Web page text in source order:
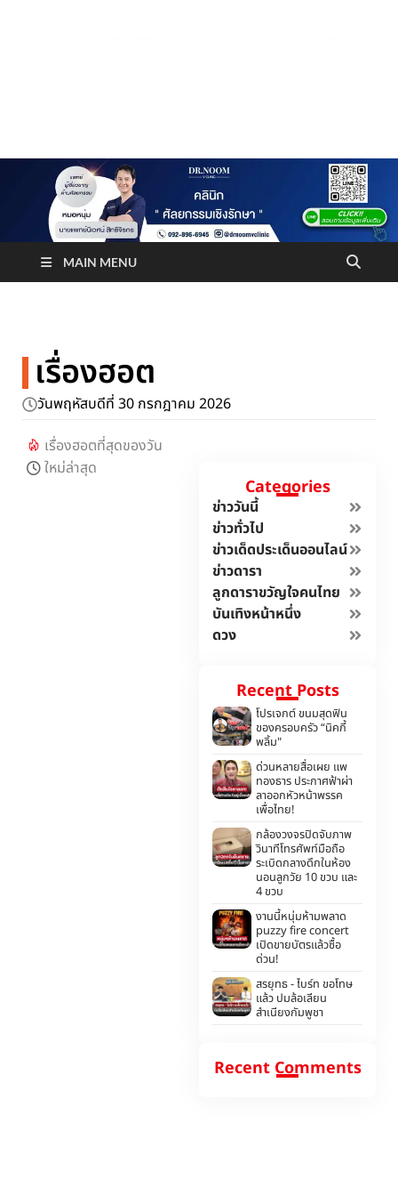
Truststoreonline
MAIN MENU
เรื่องฮอต
วันพฤหัสบดีที่ 30 กรกฎาคม 2026
เรื่องฮอตที่สุดของวัน
ใหม่ล่าสุด
Categories
ข่าววันนี้
ข่าวทั่วไป
ข่าวเด็ดประเด็นออนไลน์
ข่าวดารา
ลูกดาราขวัญใจคนไทย
บันเทิงหน้าหนึ่ง
ดวง
Recent Posts
โปรเจกต์ ขนมสุดฟิน
ของครอบครัว “นิคกี้
พลิ้ม"
ด่วนหลายสื่อเผย แพ
ทองธาร ประกาศฟ้าผ่า
ลาออกหัวหน้าพรรค
เพื่อไทย!
กล้องวงจรปิดจับภาพ
วินาทีโทรศัพท์มือถือ
ระเบิดกลางดึกในห้อง
นอนลูกวัย 10 ขวบ และ
4 ขวบ
งานนี้หนุ่มห้ามพลาด
puzzy fire concert
เปิดขายบัตรแล้วซื้อ
ด่วน!
สรยุทธ - ไบร์ท ขอโทษ
แล้ว ปมล้อเลียน
สำเนียงกัมพูชา
Recent Comments